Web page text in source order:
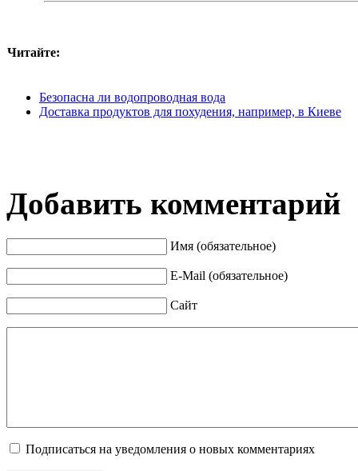
Читайте:
Безопасна ли водопроводная вода
Доставка продуктов для похудения, например, в Киеве
Добавить комментарий
Имя (обязательное)
E-Mail (обязательное)
Сайт
Подписаться на уведомления о новых комментариях